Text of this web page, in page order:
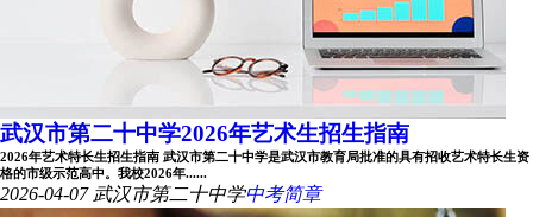
武汉市第二十中学2026年艺术生招生指南
2026年艺术特长生招生指南 武汉市第二十中学是武汉市教育局批准的具有招收艺术特长生资
格的市级示范高中。我校2026年......
2026-04-07 武汉市第二十中学中考简章